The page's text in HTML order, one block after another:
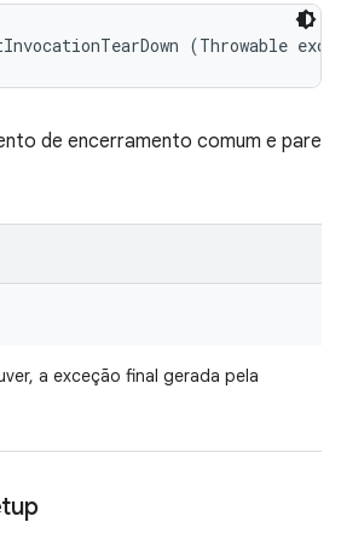
(Throwable
de encerramento comum e pare
a exceção final gerada pela